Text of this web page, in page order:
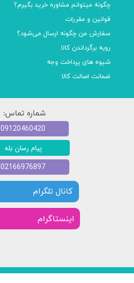
چگونه میتوانم مشاوره خرید بگیرم؟
قوانین و مقررات
سفارش من چگونه ارسال می‌شود؟
رویه برگرداندن کالا
شیوه های پرداخت وجه
ضمانت اصالت کالا
شماره تماس:
کانال تلگرام
​​اینستاگرام
پیام رسان بله
09120460420
02166976897